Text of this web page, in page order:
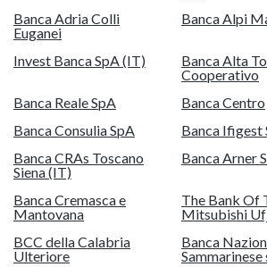
Banca Adria Colli
Euganei
Banca Alpi
Invest Banca SpA (IT)
Banca Alta
Cooperativo
Banca Reale SpA
Banca Centro
Banca Consulia SpA
Banca Ifigest
Banca CRAs Toscano
Siena (IT)
Banca Arner
Banca Cremasca e
Mantovana
The Bank Of
Mitsubishi
BCC della Calabria
Ulteriore
Banca
Sammarinese